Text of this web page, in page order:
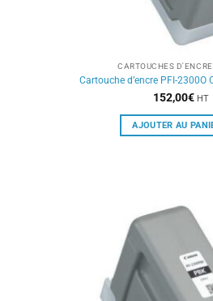
CARTOUCHES
Cartouche d’encre PFI-2300O
152,00€ HT
AJOUTER AU